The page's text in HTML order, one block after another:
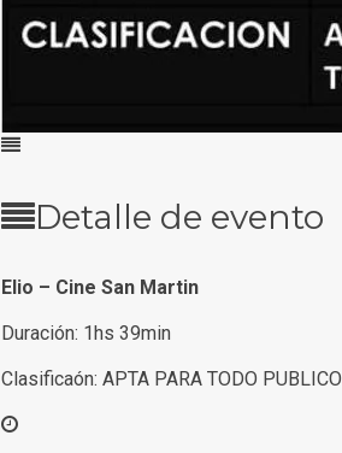
Detalle de evento
Elio – Cine San Martin
Duración: 1hs 39min
Clasificaón: APTA PARA TODO PUBLICO